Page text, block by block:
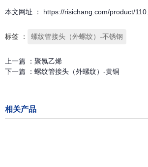
本文网址 ： https://risichang.com/product/
标签 ： 螺纹管接头（外螺纹）-不锈钢
上一篇 ： 聚氯乙烯
下一篇 ： 螺纹管接头（外螺纹）-黄铜
相关产品